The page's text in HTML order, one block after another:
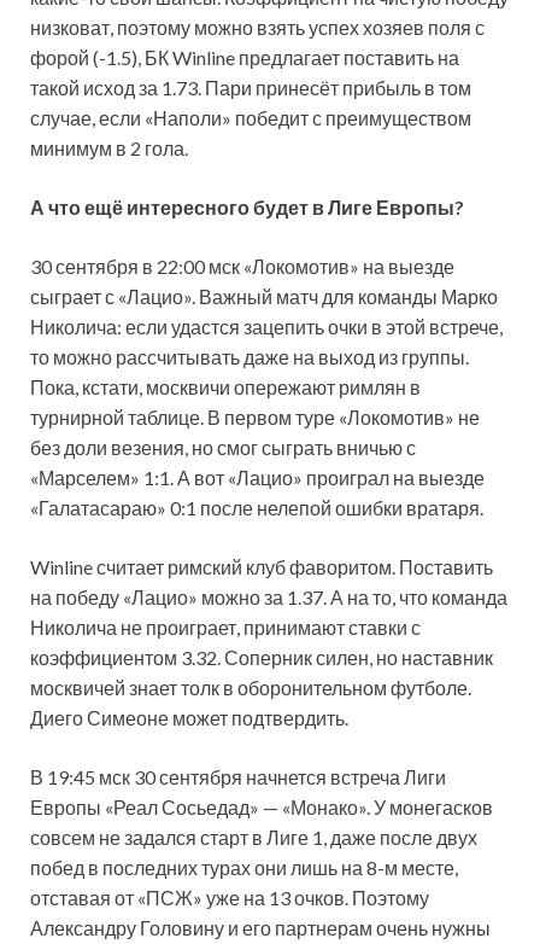
низковат, поэтому можно взять успех хозяев поля с
форой (-1.5), БК Winline предлагает поставить на
такой исход за 1.73. Пари принесёт прибыль в том
случае, если «Наполи» победит с преимуществом
минимум в 2 гола.
А что ещё интересного будет в Лиге Европы?
30 сентября в 22:00 мск «Локомотив» на выезде
сыграет с «Лацио». Важный матч для команды Марко
Николича: если удастся зацепить очки в этой встрече,
то можно рассчитывать даже на выход из группы.
Пока, кстати, москвичи опережают римлян в
турнирной таблице. В первом туре «Локомотив» не
без доли везения, но смог сыграть вничью с
«Марселем» 1:1. А вот «Лацио» проиграл на выезде
«Галатасараю» 0:1 после нелепой ошибки вратаря.
Winline считает римский клуб фаворитом. Поставить
на победу «Лацио» можно за 1.37. А на то, что команда
Николича не проиграет, принимают ставки с
коэффициентом 3.32. Соперник силен, но наставник
москвичей знает толк в оборонительном футболе.
Диего Симеоне может подтвердить.
В 19:45 мск 30 сентября начнется встреча Лиги
Европы «Реал Сосьедад» — «Монако». У монегасков
совсем не задался старт в Лиге 1, даже после двух
побед в последних турах они лишь на 8-м месте,
отставая от «ПСЖ» уже на 13 очков. Поэтому
Александру Головину и его партнерам очень нужны